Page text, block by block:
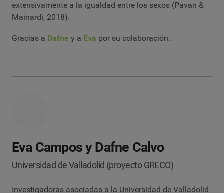
extensivamente a la igualdad entre los sexos (Pavan &
Mainardi, 2018).
Gracias a Dafne y a Eva por su colaboración.
Eva Campos y Dafne Calvo
Universidad de Valladolid (proyecto GRECO)
Investigadoras asociadas a la Universidad de Valladolid